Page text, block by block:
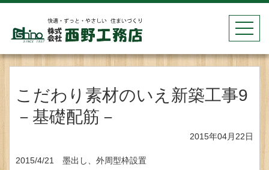
toggle
こだわり素材のいえ新築工事9
－基礎配筋－
2015年04月22日
2015/4/21 墨出し、外周型枠設置